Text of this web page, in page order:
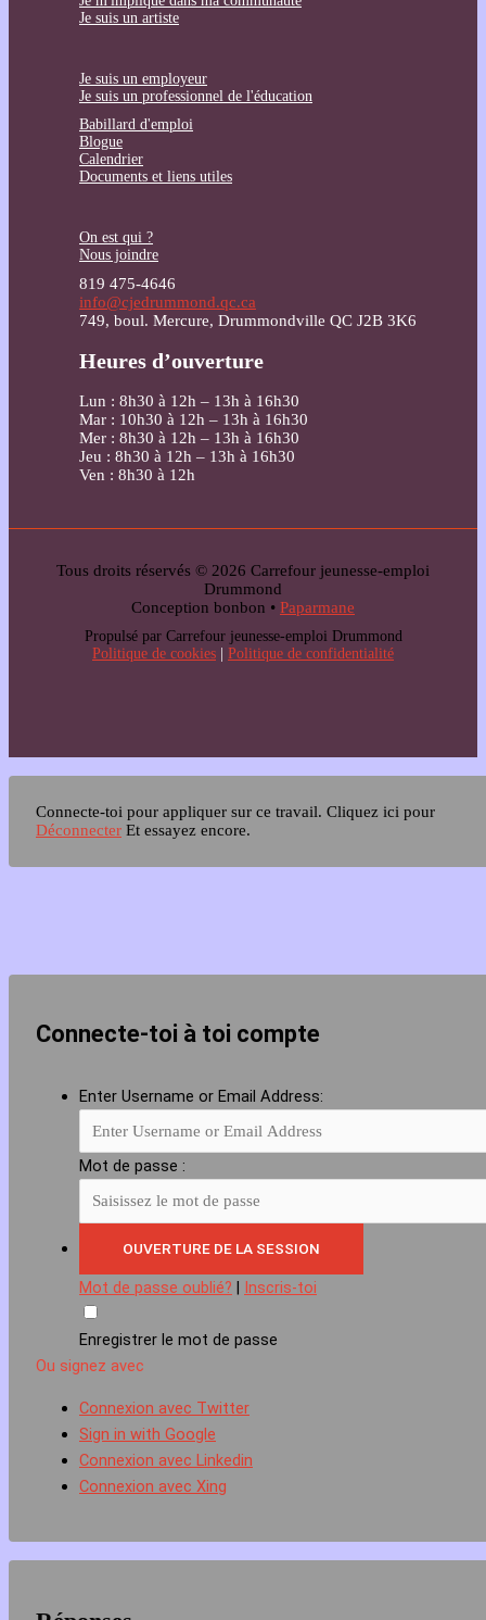
Je suis un artiste
Je suis un employeur
Je suis un professionnel de l'éducation
Babillard d'emploi
Blogue
Calendrier
Documents et liens utiles
On est qui ?
Nous joindre
819 475-4646
info@cjedrummond.qc.ca
749, boul. Mercure, Drummondville QC J2B 3K6
Heures d’ouverture
Lun : 8h30 à 12h – 13h à 16h30
Mar : 10h30 à 12h – 13h à 16h30
Mer : 8h30 à 12h – 13h à 16h30
Jeu : 8h30 à 12h – 13h à 16h30
Ven : 8h30 à 12h
Tous droits réservés © 2026 Carrefour jeunesse-emploi
Drummond
Conception bonbon • Paparmane
Propulsé par Carrefour jeunesse-emploi Drummond
Politique de cookies | Politique de confidentialité
Connecte-toi pour appliquer sur ce travail. Cliquez ici pour
Déconnecter Et essayez encore.
Connecte-toi à toi compte
Enter Username or Email Address:
Mot de passe :
Mot de passe oublié? Inscris-toi
Enregistrer le mot de passe
Ou signez avec
Connexion avec Twitter
Sign in with Google
Connexion avec Linkedin
Connexion avec Xing